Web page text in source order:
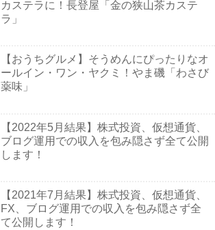
カステラに！長登屋「金の狭山茶カステ
ラ」
【おうちグルメ】そうめんにぴったりなオ
ールイン・ワン・ヤクミ！やま磯「わさび
薬味」
【2022年5月結果】株式投資、仮想通貨、
ブログ運用での収入を包み隠さず全て公開
します！
【2021年7月結果】株式投資、仮想通貨、
FX、ブログ運用での収入を包み隠さず全
て公開します！